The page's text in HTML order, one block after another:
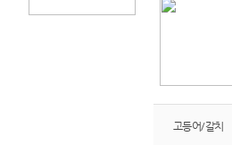
고등어/갈치